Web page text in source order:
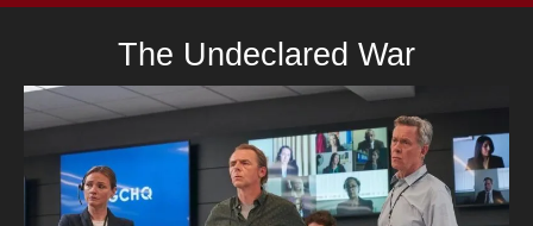
The Undeclared War